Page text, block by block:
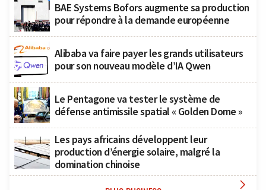
BAE Systems Bofors augmente sa production
pour répondre à la demande européenne
Alibaba va faire payer les grands utilisateurs
pour son nouveau modèle d’IA Qwen
Le Pentagone va tester le système de
défense antimissile spatial « Golden Dome »
Les pays africains développent leur
production d’énergie solaire, malgré la
domination chinoise
